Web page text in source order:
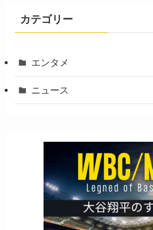
カテゴリー
エンタメ
ニュース